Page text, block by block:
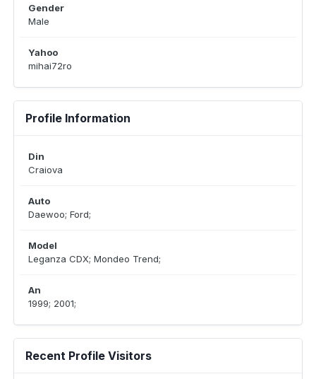
Gender
Male
Yahoo
mihai72ro
Profile Information
Din
Craiova
Auto
Daewoo; Ford;
Model
Leganza CDX; Mondeo Trend;
An
1999; 2001;
Recent Profile Visitors